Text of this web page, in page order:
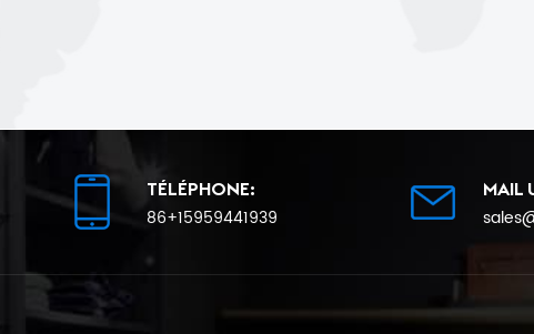
TÉLÉPHONE:
86+15959441939
MAIL